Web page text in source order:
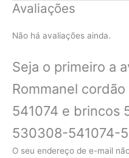
Avaliações
Não há avaliações ainda.
Seja o primeiro a
Rommanel
541074 e brincos
530308-541074-
O seu endereço de e-mail